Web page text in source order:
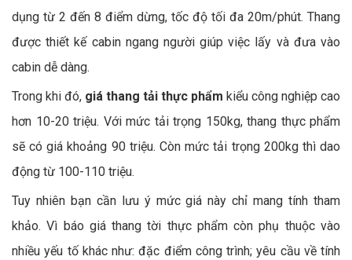
dụng từ 2 đến 8 điểm dừng, tốc độ tối đa 20m/phút. Thang
được thiết kế cabin ngang người giúp việc lấy và đưa vào
cabin dễ dàng.
Trong khi đó, giá thang tải thực phẩm kiểu công nghiệp cao
hơn 10-20 triệu. Với mức tải trọng 150kg, thang thực phẩm
sẽ có giá khoảng 90 triệu. Còn mức tải trọng 200kg thì dao
động từ 100-110 triệu.
Tuy nhiên bạn cần lưu ý mức giá này chỉ mang tính tham
khảo. Vì báo giá thang tời thực phẩm còn phụ thuộc vào
nhiều yếu tố khác như: đặc điểm công trình; yêu cầu về tính